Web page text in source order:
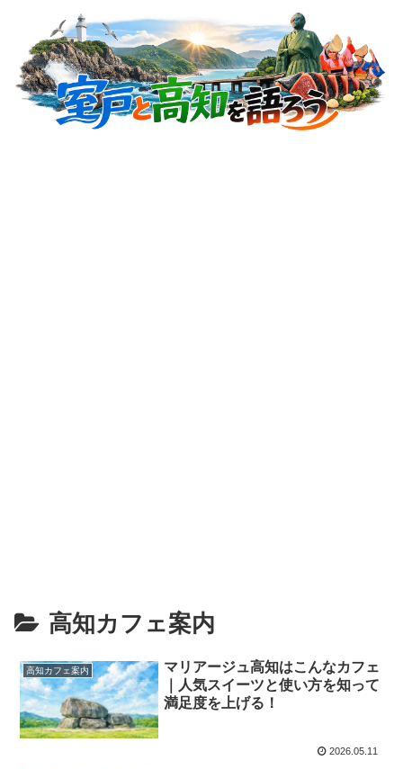
高知カフェ案内
高知カフェ案内
マリアージュ高知はこんなカフェ
｜人気スイーツと使い方を知って
満足度を上げる！
2026.05.11